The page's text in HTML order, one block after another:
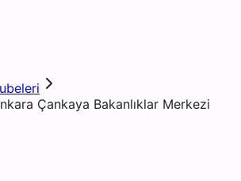
Çankaya Bakanlıklar Merkezi